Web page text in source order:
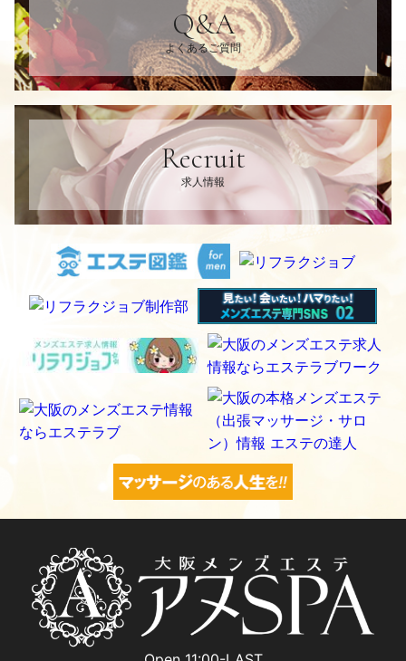
Q&A
よくあるご質問
Recruit
求人情報